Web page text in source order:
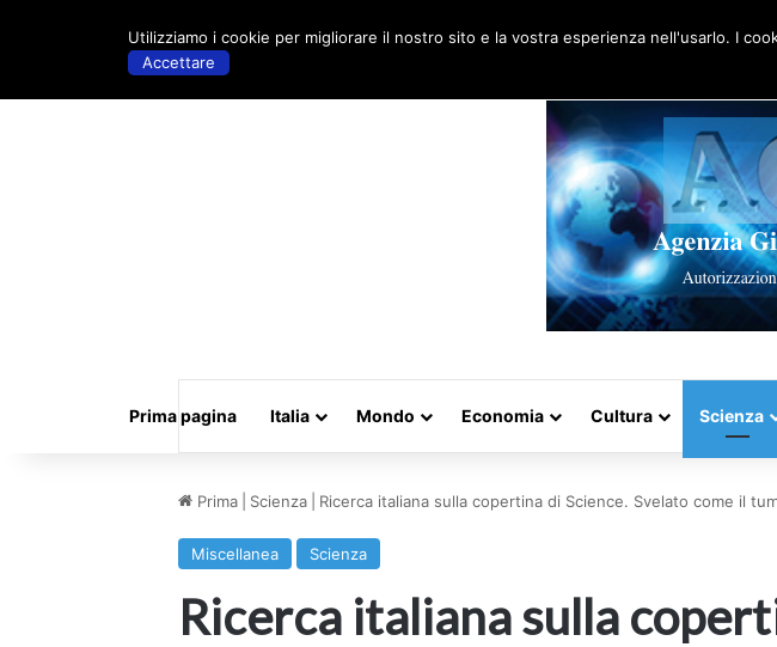
Prima pagina Italia Mondo Economia Cultura Scienza
Prima Scienza Ricerca italiana sulla copertina di Science. Svelato come il
Miscellanea Scienza
Ricerca italiana sulla
Utilizziamo i cookie per migliorare il nostro sito e la vostra esperienza nell'usarlo. I
Accettare